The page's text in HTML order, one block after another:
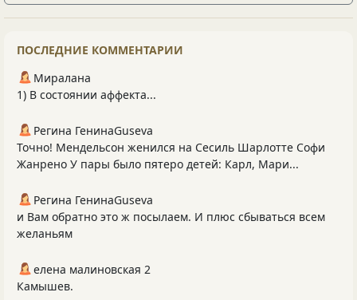
ПОСЛЕДНИЕ КОММЕНТАРИИ
Миралана
1) В состоянии аффекта...
Регина ГенинаGuseva
Точно! Мендельсон женился на Сесиль Шарлотте Софи
Жанрено У пары было пятеро детей: Карл, Мари...
Регина ГенинаGuseva
и Вам обратно это ж посылаем. И плюс сбываться всем
желаньям
елена малиновская 2
Камышев.